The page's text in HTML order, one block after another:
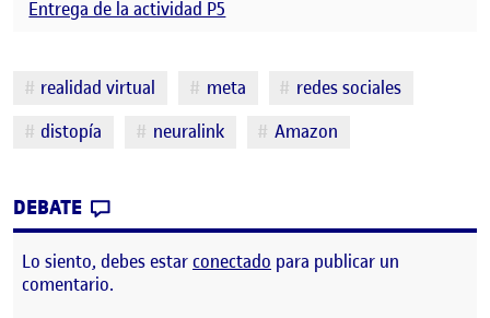
Entrega de la actividad P5
Etiquetas
realidad virtual meta
redes sociales
distopía
neuralink Amazon
DEBATE
Lo siento, debes estarconectado para publicar un
comentario.